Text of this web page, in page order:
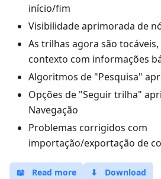
início/fim
Visibilidade aprimorada de
As trilhas agora são
contexto com informações
Algoritmos de "Pesquisa"
Opções de "Seguir trilha"
Navegação
Problemas corrigidos com
importação/exportação de
📖 Read more ⬇ Download